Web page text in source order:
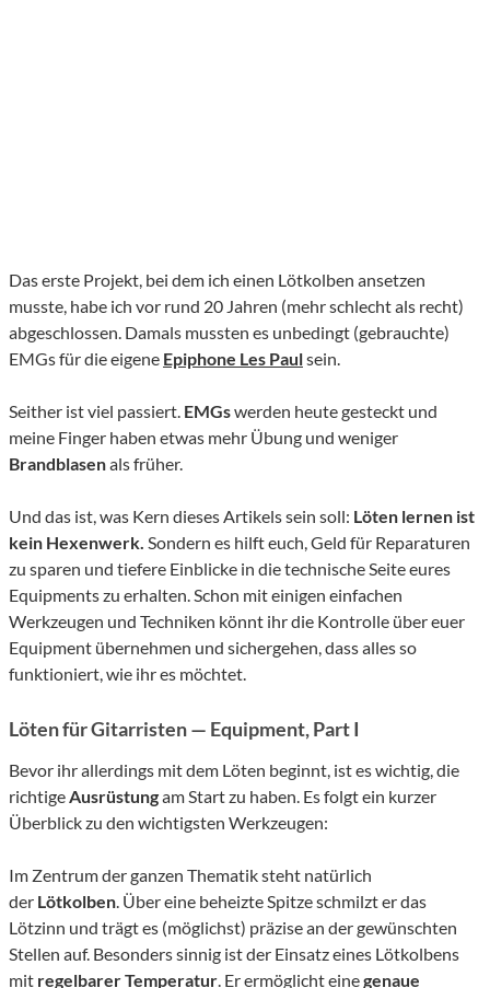
Das erste Projekt, bei dem ich einen Lötkolben ansetzen
musste, habe ich vor rund 20 Jahren (mehr schlecht als recht)
abgeschlossen. Damals mussten es unbedingt (gebrauchte)
EMGs für die eigene Epiphone Les Paulsein.
Seither ist viel passiert. EMGswerden heute gesteckt und
meine Finger haben etwas mehr Übung und weniger
Brandblasenals früher.
Und das ist, was Kern dieses Artikels sein soll: Löten lernen ist
kein Hexenwerk. Sondern es hilft euch, Geld für Reparaturen
zu sparen und tiefere Einblicke in die technische Seite eures
Equipments zu erhalten. Schon mit einigen einfachen
Werkzeugen und Techniken könnt ihr die Kontrolle über euer
Equipment übernehmen und sichergehen, dass alles so
funktioniert, wie ihr es möchtet.
Löten für Gitarristen — Equipment, Part I
Bevor ihr allerdings mit dem Löten beginnt, ist es wichtig, die
richtigeAusrüstungam Start zu haben. Es folgt ein kurzer
Überblick zu den wichtigsten Werkzeugen:
Im Zentrum der ganzen Thematik steht natürlich
der Lötkolben. Über eine beheizte Spitze schmilzt er das
Lötzinn und trägt es (möglichst) präzise an der gewünschten
Stellen auf. Besonders sinnig ist der Einsatz eines Lötkolbens
mit regelbarer Temperatur. Er ermöglicht einegenaue